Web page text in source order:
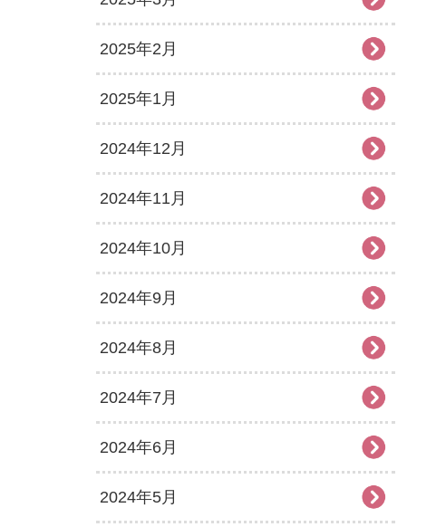
2025年2月
2025年1月
2024年12月
2024年11月
2024年10月
2024年9月
2024年8月
2024年7月
2024年6月
2024年5月